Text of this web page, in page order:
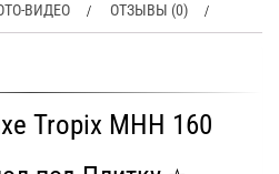
ВИДЕО ОТЗЫВЫ (0)
Tropix МНН 160